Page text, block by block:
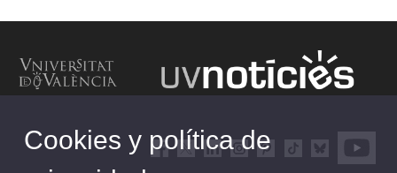
Cookies y política de